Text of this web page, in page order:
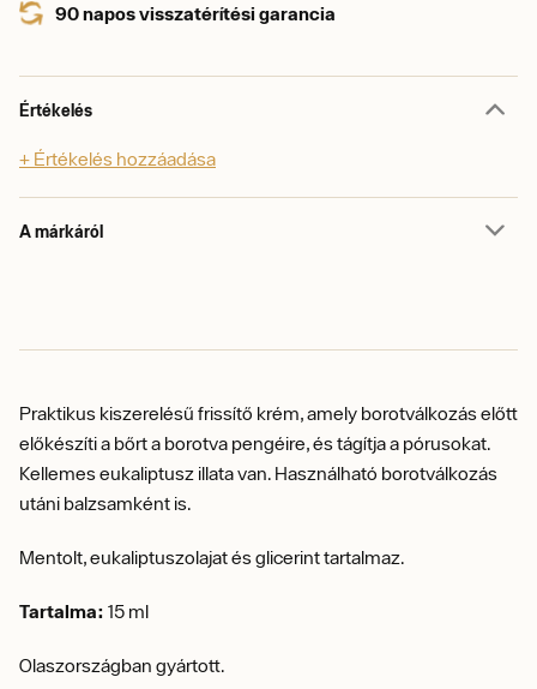
90 napos visszatérítési garancia
Értékelés
+ Értékelés hozzáadása
A márkáról
Praktikus kiszerelésű frissítő krém, amely borotválkozás előtt
előkészíti a bőrt a borotva pengéire, és tágítja a pórusokat.
Kellemes eukaliptusz illata van. Használható borotválkozás
utáni balzsamként is.
Mentolt, eukaliptuszolajat és glicerint tartalmaz.
Tartalma: 15 ml
Olaszországban gyártott.